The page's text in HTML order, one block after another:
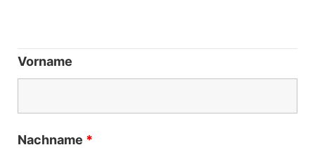
Vorname
Nachname *